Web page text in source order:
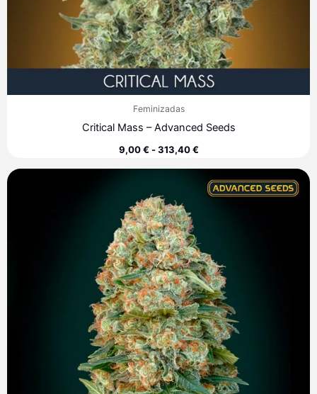
Feminizadas
Critical Mass – Advanced Seeds
9,00€ - 313,40€
de
precios:
308,90 €